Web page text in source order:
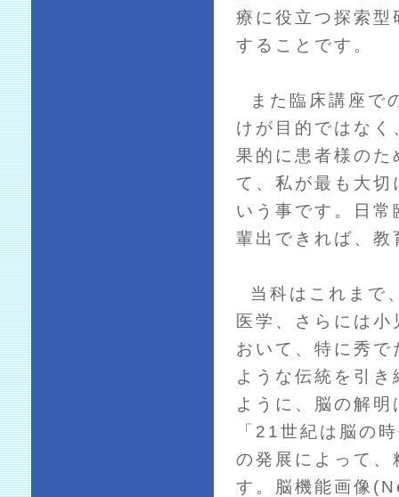
療に役立つ探索
することです。
また臨床講座で
けが目的ではな
果的に患者様の
て、私が最も大
いう事です。日
輩出できれば、
当科はこれまで
医学、さらには
おいて、特に秀
ような伝統を引
ように、脳の解
「21世紀は脳の
の発展によって
す。脳機能画像